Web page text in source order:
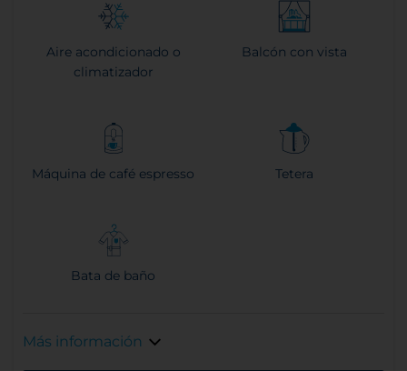
Aire acondicionado o
climatizador
Balcón con vista
Máquina de café espresso Tetera
Bata de baño
Más información